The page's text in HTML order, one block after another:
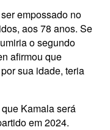
empossado no
aos 78 anos. Se
o segundo
afirmou que
sua idade, teria
Kamala será
em 2024.